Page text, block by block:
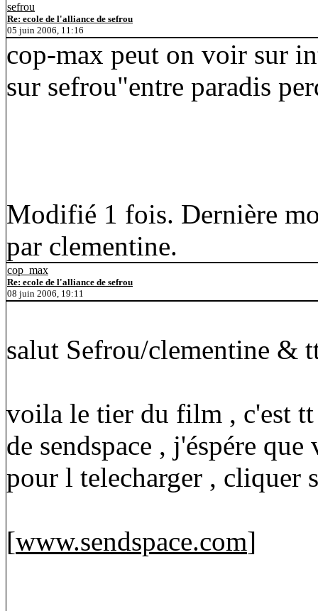
sefrou
Re: ecole de l'alliance de sefrou
05 juin 2006, 11:16
cop-max peut on voir sur
sur sefrou"entre paradis
Modifié 1 fois. Dernière
par clementine.
cop_max
Re: ecole de l'alliance de sefrou
08 juin 2006, 19:11
salut Sefrou/clementine &
voila le tier du film , c'est tt
de sendspace , j'éspére
pour l telecharger , cliquer
[www.sendspace.com]